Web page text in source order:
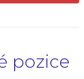
pozice